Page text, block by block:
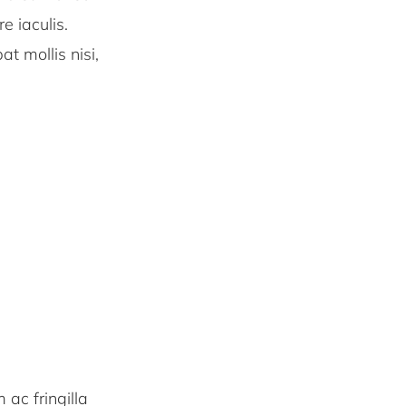
iaculis.
mollis nisi,
ac fringilla